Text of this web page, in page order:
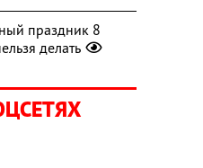
праздник 8
делать